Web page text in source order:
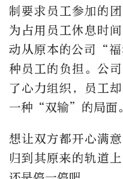
制要求员工参加的
为占用员工休息时
动从原本的公司“
种员工的负担。公
了心力组织，员工
一种“双输”的局面。
想让双方都开心满
归到其原来的轨道